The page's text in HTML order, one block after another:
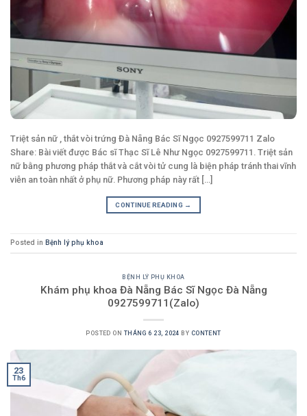
Triệt sản nữ , thắt vòi trứng Đà Nẵng Bác Sĩ Ngọc 0927599711 Zalo
Share: Bài viết được Bác sĩ Thạc Sĩ Lê Như Ngọc 0927599711. Triệt sản
nữ bằng phương pháp thắt và cắt vòi tử cung là biện pháp tránh thai vĩnh
viễn an toàn nhất ở phụ nữ. Phương pháp này rất [...]
CONTINUE READING →
Posted in Bệnh lý phụ khoa
BỆNH LÝ PHỤ KHOA
Khám phụ khoa Đà Nẵng Bác Sĩ Ngọc Đà Nẵng
0927599711(Zalo)
POSTED ON THÁNG 6 23, 2024 BY CONTENT
23
Th6